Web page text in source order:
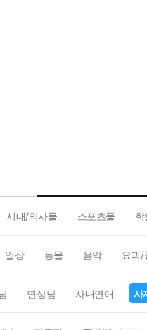
시대/역사물 스포츠물 학
일상 동물 음악 요괴/
연상남 사내연애 사